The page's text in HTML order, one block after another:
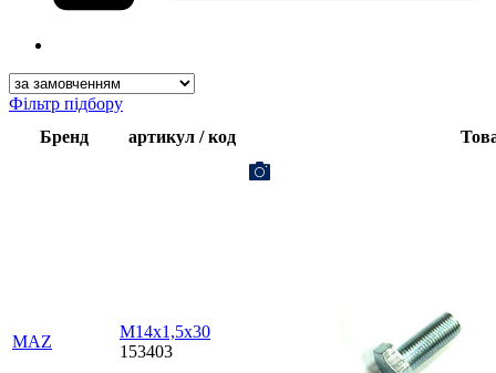
Фільтр підбору
Бренд
артикул / код
MAZ
М14х1,5х30
153403